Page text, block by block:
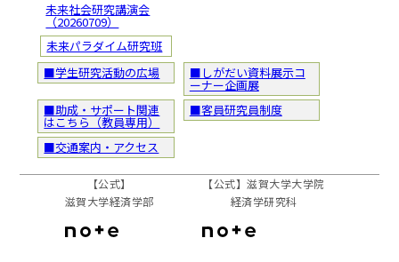
未来社会研究講演会
（20260709）
未来パラダイム研究班
■学生研究活動の広場 ■しがだい資料展示コ
ーナー企画展
■助成・サポート関連
はこちら（教員専用）
■客員研究員制度
■交通案内・アクセス
【公式】
滋賀大学経済学部
【公式】滋賀大学大学院
経済学研究科